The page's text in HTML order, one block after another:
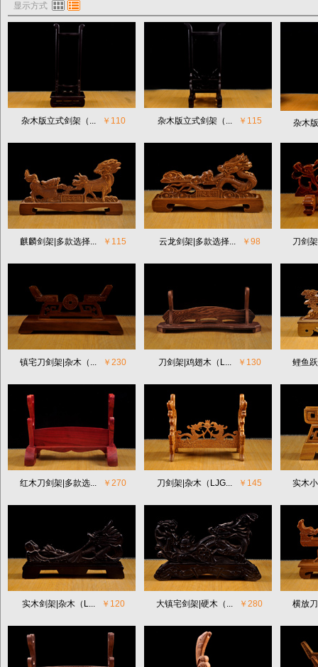
显示方式
杂木版立式剑架（... ￥110 杂木版立式剑架（... ￥115 杂木
麒麟剑架|多款选择... ￥115 云龙剑架|多款选择... ￥98 刀剑
镇宅刀剑架|杂木（... ￥230 刀剑架|鸡翅木（L... ￥130 鲤鱼
红木刀剑架|多款选... ￥270 刀剑架|杂木（LJG... ￥145 实木
实木剑架|杂木（L... ￥120 大镇宅剑架|硬木（... ￥280 横放